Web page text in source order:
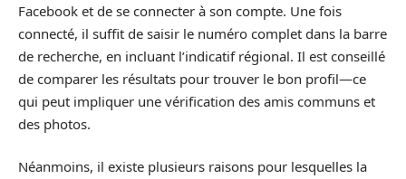
Facebook et de se connecter à son compte. Une fois
connecté, il suffit de saisir le numéro complet dans la barre
de recherche, en incluant l’indicatif régional. Il est conseillé
de comparer les résultats pour trouver le bon profil—ce
qui peut impliquer une vérification des amis communs et
des photos.
Néanmoins, il existe plusieurs raisons pour lesquelles la